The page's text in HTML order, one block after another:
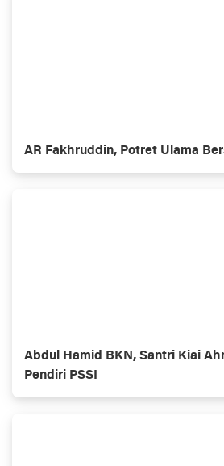
AR Fakhruddin, Potret Ulama
Abdul Hamid BKN, Santri Kiai
Pendiri PSSI